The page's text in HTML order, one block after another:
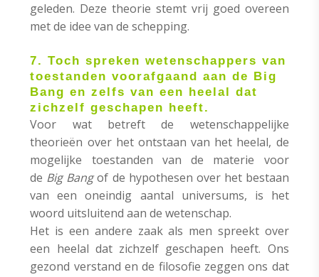
geleden. Deze theorie stemt vrij goed overeen
met de idee van de schepping.
7. Toch spreken wetenschappers van
toestanden voorafgaand aan de Big
Bang en zelfs van een heelal dat
zichzelf geschapen heeft.
Voor wat betreft de wetenschappelijke
theorieën over het ontstaan van het heelal, de
mogelijke toestanden van de materie voor
de Big Bangof de hypothesen over het bestaan
van een oneindig aantal universums, is het
woord uitsluitend aan de wetenschap.
Het is een andere zaak als men spreekt over
een heelal dat zichzelf geschapen heeft. Ons
gezond verstand en de filosofie zeggen ons dat